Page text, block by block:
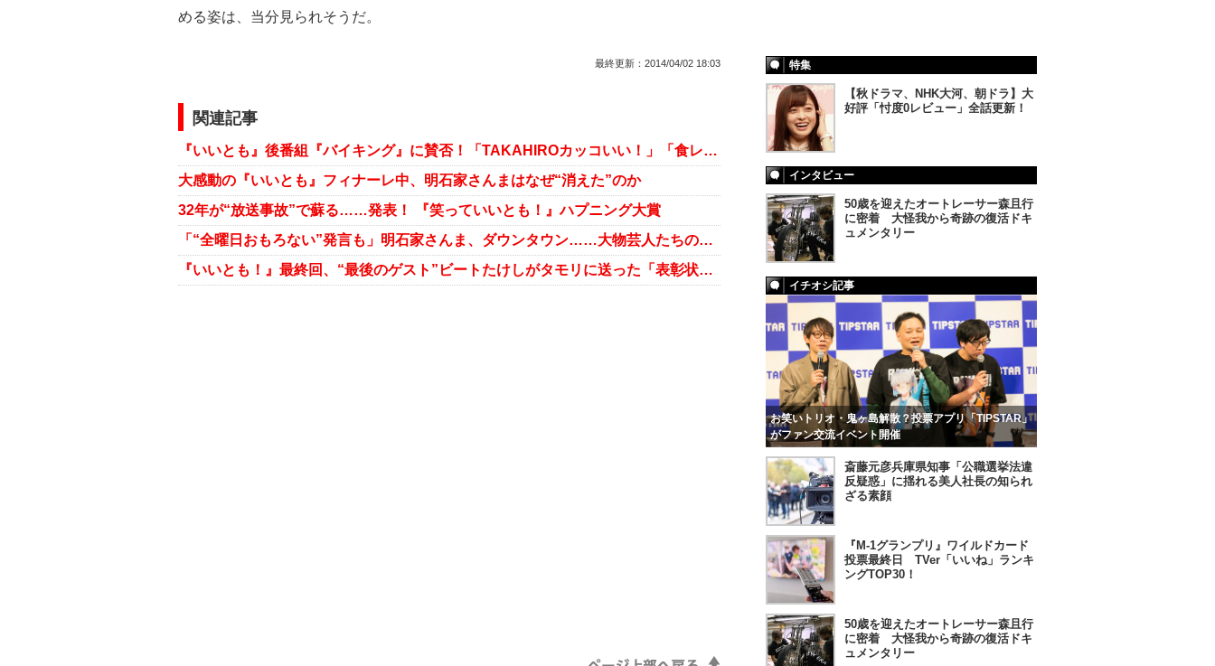
める姿は、当分見られそうだ。
最終更新： 2014/04/02 18:03
関連記事
『いいとも』後番組『バイキング』に賛否！「TAKAHIROカッコいい！」「食レポが牛かつ屋一軒とか……」の声
大感動の『いいとも』フィナーレ中、明石家さんまはなぜ“消えた”のか
32年が“放送事故”で蘇る……発表！ 『笑っていいとも！』ハプニング大賞
「“全曜日おもろない”発言も」明石家さんま、ダウンタウン……大物芸人たちの『いいとも』降板理由
『いいとも！』最終回、“最後のゲスト”ビートたけしがタモリに送った「表彰状」全文掲載
特集
【秋ドラマ、NHK大河、朝ドラ】大
好評「忖度0レビュー」全話更新！
インタビュー
50歳を迎えたオートレーサー森且行
に密着 大怪我から奇跡の復活ドキ
ュメンタリー
イチオシ記事
お笑いトリオ・鬼ヶ島解散？投票アプリ「TIPSTAR」
がファン交流イベント開催
斎藤元彦兵庫県知事「公職選挙法違
反疑惑」に揺れる美人社長の知られ
ざる素顔
『M-1グランプリ』ワイルドカード
投票最終日 TVer「いいね」ランキ
ングTOP30！
50歳を迎えたオートレーサー森且行
に密着 大怪我から奇跡の復活ドキ
ュメンタリー